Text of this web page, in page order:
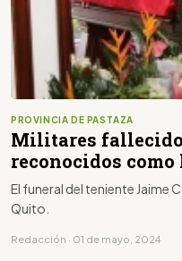
PROVINCIA DE PASTAZA
Militares
reconocidos como
El funeral del teniente Jaime
Quito.
Redacción · 01 de mayo, 2024